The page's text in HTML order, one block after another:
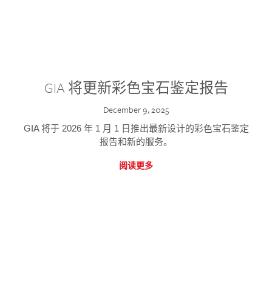
GIA 将更新彩色宝石鉴定报告
December 9, 2025
GIA 将于 2026 年 1 月 1 日推出最新设计的彩色宝石鉴定
报告和新的服务。
阅读更多